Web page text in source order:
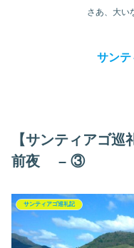
さあ、大い
サンテ
【サンティアゴ
前夜 – ③
サンティアゴ巡礼記